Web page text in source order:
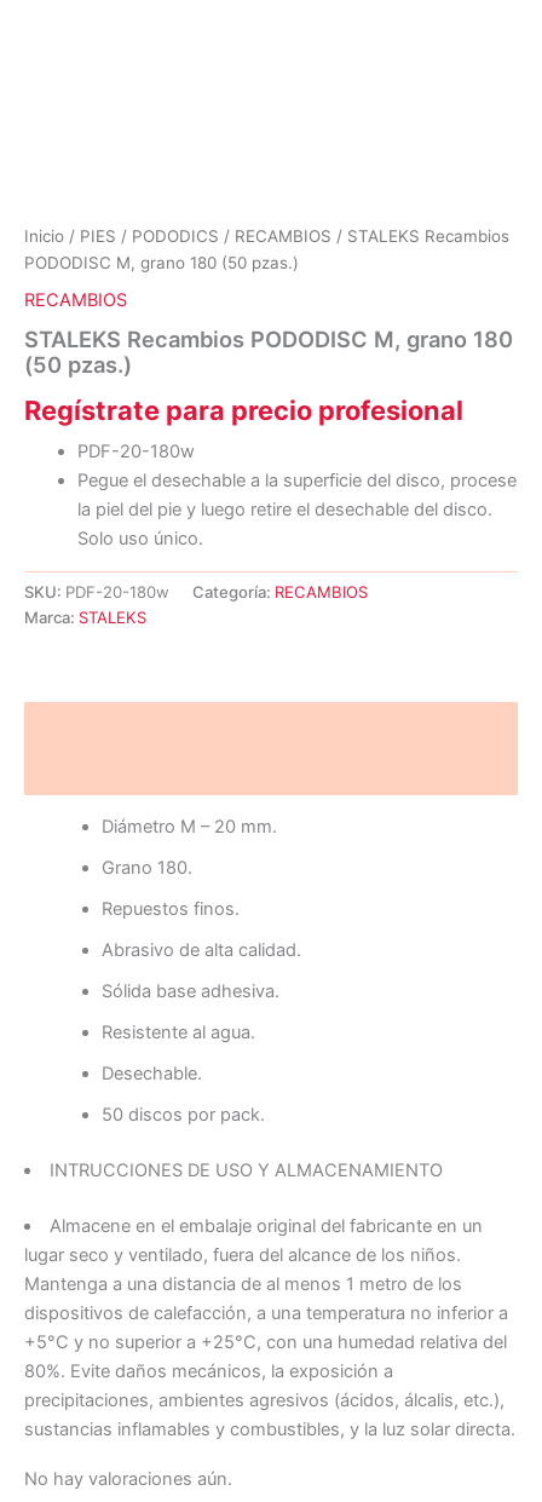
Inicio / PIES / PODODICS / RECAMBIOS / STALEKS Recambios
PODODISC M, grano 180 (50 pzas.)
RECAMBIOS
STALEKS Recambios PODODISC M, grano 180
(50 pzas.)
Regístrate para precio profesional
PDF-20-180w
Pegue el desechable a la superficie del disco, procese
la piel del pie y luego retire el desechable del disco.
Solo uso único.
SKU: PDF-20-180w Categoría: RECAMBIOS
Marca: STALEKS
Diámetro M – 20 mm.
Grano 180.
Repuestos finos.
Abrasivo de alta calidad.
Sólida base adhesiva.
Resistente al agua.
Desechable.
50 discos por pack.
INTRUCCIONES DE USO Y ALMACENAMIENTO
Almacene en el embalaje original del fabricante en un
lugar seco y ventilado, fuera del alcance de los niños.
Mantenga a una distancia de al menos 1 metro de los
dispositivos de calefacción, a una temperatura no inferior a
+5°C y no superior a +25°C, con una humedad relativa del
80%. Evite daños mecánicos, la exposición a
precipitaciones, ambientes agresivos (ácidos, álcalis, etc.),
sustancias inflamables y combustibles, y la luz solar directa.
No hay valoraciones aún.